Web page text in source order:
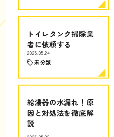
トイレタンク掃除業
者に依頼する
2025.05.24
未分類
給湯器の水漏れ！原
因と対処法を徹底解
説